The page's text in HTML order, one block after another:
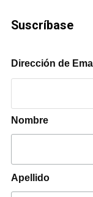
Suscríbase
Dirección de
Nombre
Apellido